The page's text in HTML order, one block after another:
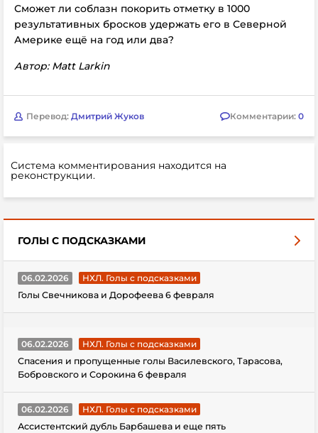
Сможет ли соблазн покорить отметку в 1000
результативных бросков удержать его в Северной
Америке ещё на год или два?
Автор: Matt Larkin
Перевод: Дмитрий Жуков Комментарии: 0
Система комментирования находится на
реконструкции.
ГОЛЫ С ПОДСКАЗКАМИ
06.02.2026
НХЛ. Голы с подсказками
Голы Свечникова и Дорофеева 6 февраля
06.02.2026
НХЛ. Голы с подсказками
Спасения и пропущенные голы Василевского, Тарасова,
Бобровского и Сорокина 6 февраля
06.02.2026
НХЛ. Голы с подсказками
Ассистентский дубль Барбашева и еще пять